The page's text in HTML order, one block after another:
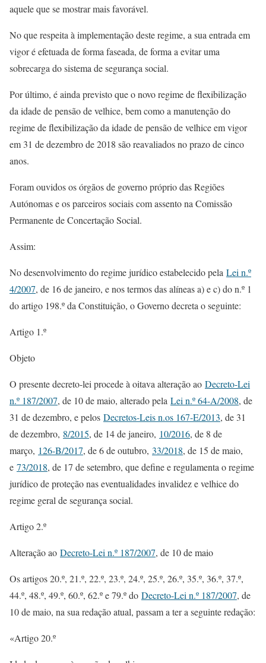
aquele que se mostrar mais favorável.
No que respeita à implementação deste regime, a sua entrada em
vigor é efetuada de forma faseada, de forma a evitar uma
sobrecarga do sistema de segurança social.
Por último, é ainda previsto que o novo regime de flexibilização
da idade de pensão de velhice, bem como a manutenção do
regime de flexibilização da idade de pensão de velhice em vigor
em 31 de dezembro de 2018 são reavaliados no prazo de cinco
anos.
Foram ouvidos os órgãos de governo próprio das Regiões
Autónomas e os parceiros sociais com assento na Comissão
Permanente de Concertação Social.
Assim:
No desenvolvimento do regime jurídico estabelecido pela Lei n.º
4/2007, de 16 de janeiro, e nos termos das alíneas a) e c) do n.º 1
do artigo 198.º da Constituição, o Governo decreta o seguinte:
Artigo 1.º
Objeto
O presente decreto-lei procede à oitava alteração ao Decreto-Lei
n.º 187/2007, de 10 de maio, alterado pela Lei n.º 64-A/2008, de
31 de dezembro, e pelos Decretos-Leis n.os 167-E/2013, de 31
de dezembro, 8/2015, de 14 de janeiro, 10/2016, de 8 de
março, 126-B/2017, de 6 de outubro, 33/2018, de 15 de maio,
e 73/2018, de 17 de setembro, que define e regulamenta o regime
jurídico de proteção nas eventualidades invalidez e velhice do
regime geral de segurança social.
Artigo 2.º
Alteração ao Decreto-Lei n.º 187/2007, de 10 de maio
Os artigos 20.º, 21.º, 22.º, 23.º, 24.º, 25.º, 26.º, 35.º, 36.º, 37.º,
44.º, 48.º, 49.º, 60.º, 62.º e 79.º do Decreto-Lei n.º 187/2007, de
10 de maio, na sua redação atual, passam a ter a seguinte redação:
«Artigo 20.º